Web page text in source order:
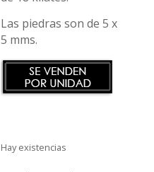
Las piedras son de 5 x
5 mms.
Hay existencias